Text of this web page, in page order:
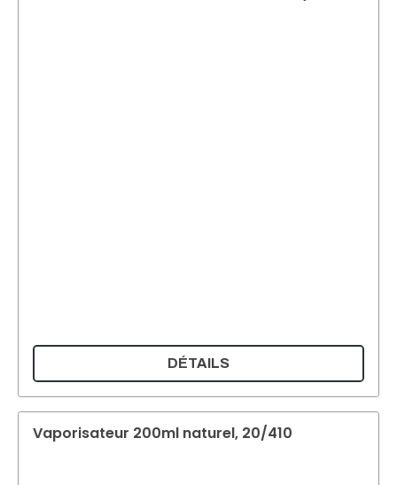
DÉTAILS
Vaporisateur 200ml naturel, 20/410